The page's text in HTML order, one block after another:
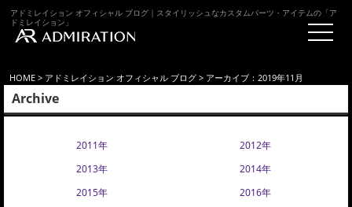
アドミレイション オフィシャル ブログ｜スタイリッシュなカスタムパーツ・アイテムの「ア
ドミレイション」
HOME > アドミレイション オフィシャル ブログ > アーカイブ：2019年11月
Archive
2011年
2012年
2013年
2014年
2015年
2016年